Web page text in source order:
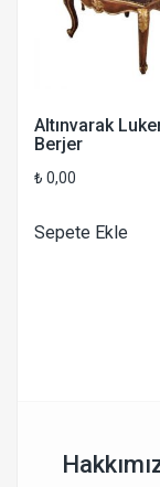
Altınvarak
Berjer
₺ 0,00
Sepete Ekle